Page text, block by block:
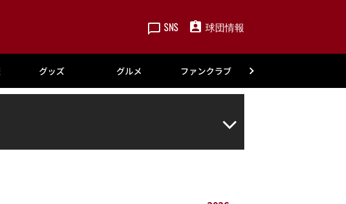
SNS 球団情報
グッズ グルメ ファンクラブ